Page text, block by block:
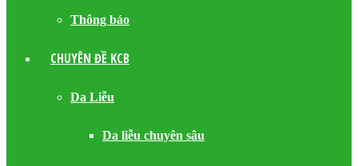
Thông báo
CHUYÊN ĐỀ KCB
Da Liễu
Da liễu chuyên sâu